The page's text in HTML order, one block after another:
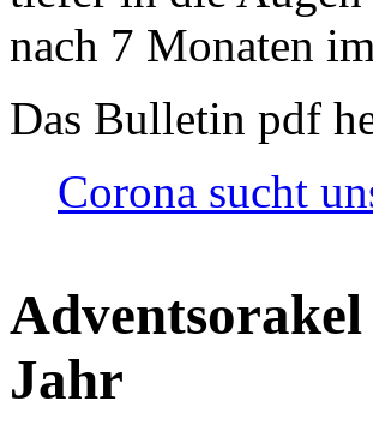
nach 7 Monaten
Das Bulletin pdf
Corona sucht
Adventsorakel
Jahr